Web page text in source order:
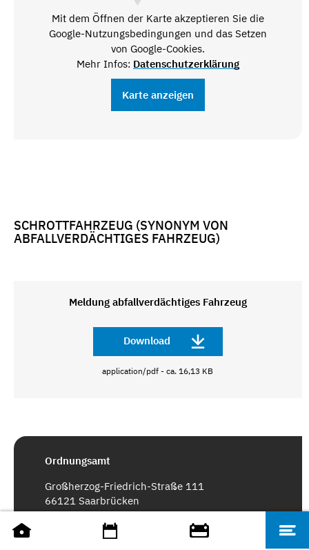
Mit dem Öffnen der Karte akzeptieren Sie die
Google-Nutzungsbedingungen und das Setzen
von Google-Cookies.
Mehr Infos: Datenschutzerklärung
Karte anzeigen
SCHROTTFAHRZEUG (SYNONYM VON
ABFALLVERDÄCHTIGES FAHRZEUG)
Meldung abfallverdächtiges Fahrzeug
Download
application/pdf - ca. 16,13 KB
Ordnungsamt
Großherzog-Friedrich-Straße 111
66121 Saarbrücken